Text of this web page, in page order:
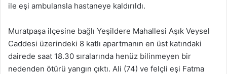
ile eşi ambulansla hastaneye kaldırıldı.
Muratpaşa ilçesine bağlı Yeşildere Mahallesi Aşık Veysel
Caddesi üzerindeki 8 katlı apartmanın en üst katındaki
dairede saat 18.30 sıralarında henüz bilinmeyen bir
nedenden ötürü yangın çıktı. Ali (74) ve felçli eşi Fatma